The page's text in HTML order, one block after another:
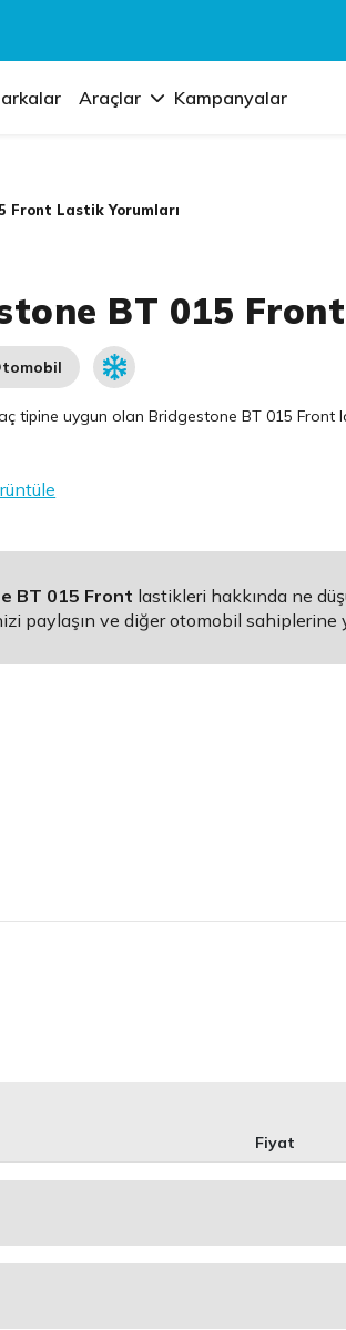
Araçlar Kampanyalar
Front Lastik Yorumları
BT 015
tipine uygun olanBridgestone BT 015 Front
BT 015 Front lastikleri hakkında ne
paylaşın ve diğer otomobil sahiplerine
Fiyat